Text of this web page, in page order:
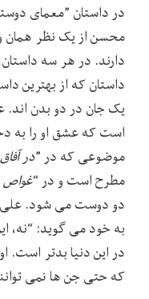
در داستان ”معمای
محسن از یک نظر همان
دارند. در هر سه
داستان که از بهترین
یک جان در دو بدن اند.
است که عشق او را به
موضوعی که در ”در
مطرح است و در “غواص
دو دوست می شود.
به خود می گوید: “نه،
در این دنیا بدتر
که حتی جن ها نمی